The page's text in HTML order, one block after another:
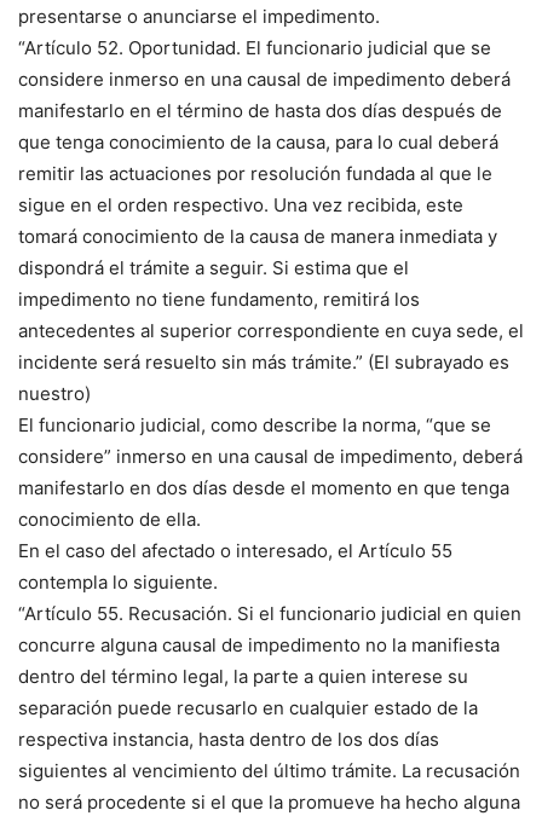
presentarse o anunciarse el impedimento.
“Artículo 52. Oportunidad. El funcionario judicial que se
considere inmerso en una causal de impedimento deberá
manifestarlo en el término de hasta dos días después de
que tenga conocimiento de la causa, para lo cual deberá
remitir las actuaciones por resolución fundada al que le
sigue en el orden respectivo. Una vez recibida, este
tomará conocimiento de la causa de manera inmediata y
dispondrá el trámite a seguir. Si estima que el
impedimento no tiene fundamento, remitirá los
antecedentes al superior correspondiente en cuya sede, el
incidente será resuelto sin más trámite.” (El subrayado es
nuestro)
El funcionario judicial, como describe la norma, “que se
considere” inmerso en una causal de impedimento, deberá
manifestarlo en dos días desde el momento en que tenga
conocimiento de ella.
En el caso del afectado o interesado, el Artículo 55
contempla lo siguiente.
“Artículo 55. Recusación. Si el funcionario judicial en quien
concurre alguna causal de impedimento no la manifiesta
dentro del término legal, la parte a quien interese su
separación puede recusarlo en cualquier estado de la
respectiva instancia, hasta dentro de los dos días
siguientes al vencimiento del último trámite. La recusación
no será procedente si el que la promueve ha hecho alguna